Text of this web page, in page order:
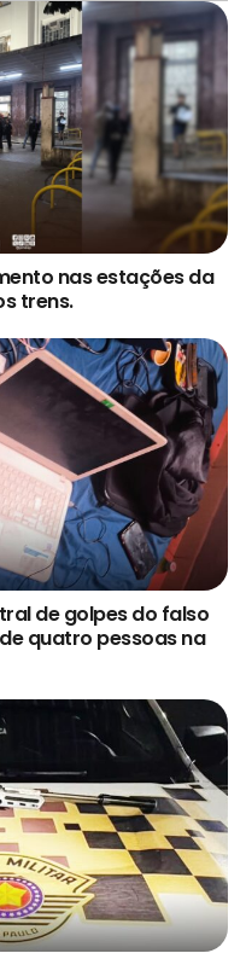
nas estações da
trens.
de golpes do falso
quatro pessoas na